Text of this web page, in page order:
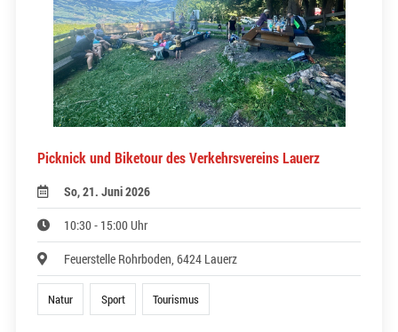
Picknick und Biketour des Verkehrsvereins Lauerz
So, 21. Juni 2026
10:30 - 15:00 Uhr
Feuerstelle Rohrboden, 6424 Lauerz
Natur Sport Tourismus